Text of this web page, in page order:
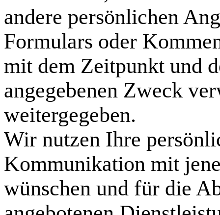
andere persönlichen
Formulars oder
mit dem Zeitpunkt und
angegebenen Zweck
weitergegeben.
Wir nutzen Ihre
Kommunikation mit
wünschen und für die